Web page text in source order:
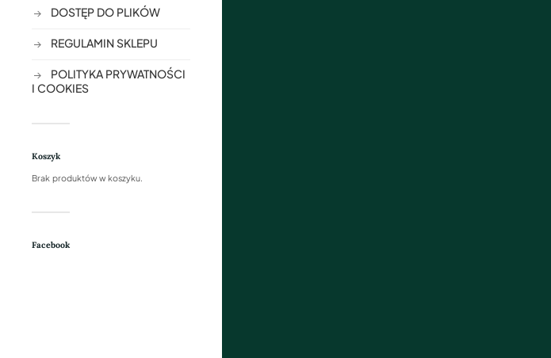
DOSTĘP DO PLIKÓW
REGULAMIN SKLEPU
POLITYKA PRYWATNOŚCI
I COOKIES
Koszyk
Brak produktów w koszyku.
Facebook